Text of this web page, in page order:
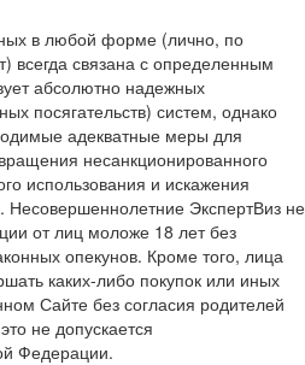
в любой форме (лично, по
всегда связана с определенным
абсолютно надежных
посягательств) систем, однако
адекватные меры для
несанкционированного
использования и искажения
ЭкспертВиз не
от лиц моложе 18 лет без
опекунов. Кроме того, лица
каких-либо покупок или иных
Сайте без согласия родителей
не допускается
Федерации.